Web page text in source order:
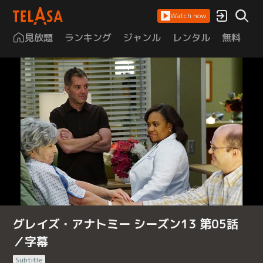
Watch now
見放題 ランキング ジャンル レンタル 無料
グレイズ・アナトミー シーズン13 第05話
／字幕
Subtitle